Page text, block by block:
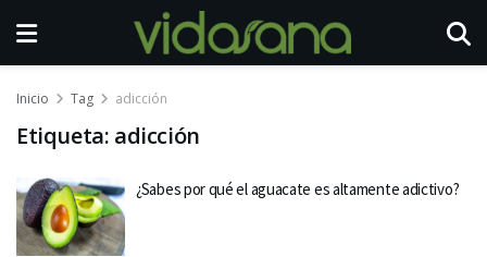
Inicio Tag adicción
Etiqueta: adicción
¿Sabes por qué el aguacate es altamente adictivo?